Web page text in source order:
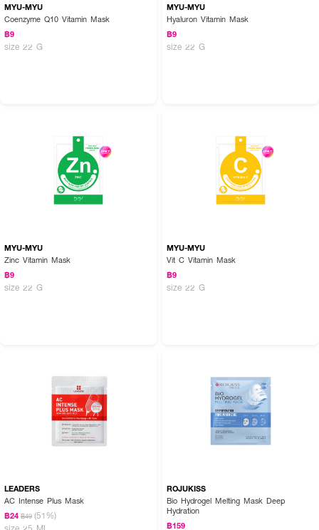
MYU-MYU
Coenzyme Q10 Vitamin Mask
฿9
size 22 G
MYU-MYU
Hyaluron Vitamin Mask
฿9
size 22 G
MYU-MYU
Zinc Vitamin Mask
฿9
size 22 G
MYU-MYU
Vit C Vitamin Mask
฿9
size 22 G
LEADERS
AC Intense Plus Mask
฿24 ฿49 (51%)
size 25 ML
ROJUKISS
Bio Hydrogel Melting Mask Deep
Hydration
฿159